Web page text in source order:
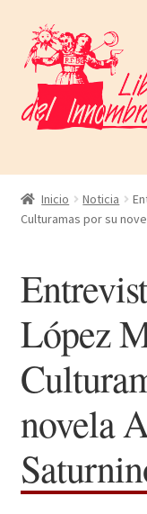
navegación
al
contenido
Home
Catálogo
Noticias
Autores
Sobre nosotros
Solicitar Pedido
Contacto
Inicio Noticia
Culturamas por su
López
novela